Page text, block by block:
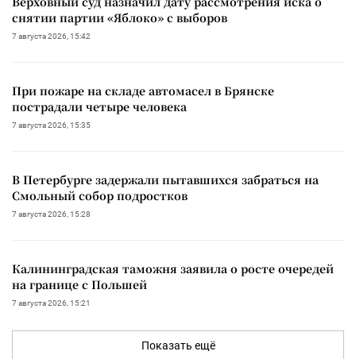
снятии партии «Яблоко» с выборов
7 августа 2026, 15:42
При пожаре на складе автомасел в Брянске
пострадали четыре человека
7 августа 2026, 15:35
В Петербурге задержали пытавшихся забраться на
Смольный собор подростков
7 августа 2026, 15:28
Калининградская таможня заявила о росте очередей
на границе с Польшей
7 августа 2026, 15:21
Показать ещё